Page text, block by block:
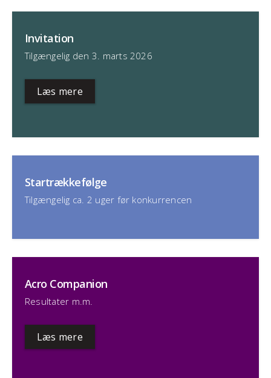
Invitation
Tilgængelig den 3. marts 2026
Læs mere
Startrækkefølge
Tilgængelig ca. 2 uger før konkurrencen
Acro Companion
Resultater m.m.
Læs mere